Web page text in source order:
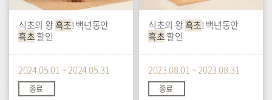
식초의 왕 흑초! 백년동안
흑초할인
2024.05.01 ~ 2024.05.31
종료
식초의 왕 흑초 ! 백년동안
흑초할인
2023.08.01 ~ 2023.08.31
종료